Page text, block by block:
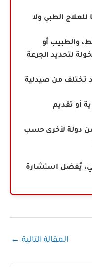
للعلاج الطبي ولا
والطبيب أو
لتحديد الجرعة
تختلف من صيدلية
أو تقديم
دولة لأخرى حسب
يُفضل استشارة
المقالة التالية ←